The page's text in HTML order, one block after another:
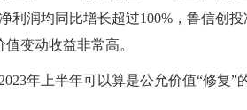
利润均同比增长超过100%，鲁信创
变动收益非常高。
年上半年可以算是公允价值“修复”